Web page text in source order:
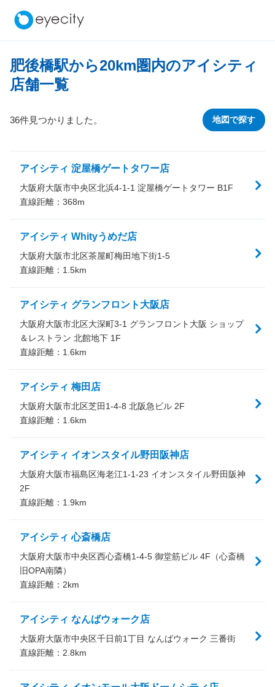
肥後橋駅から20km圏内のアイシティ
店舗一覧
地図で探す
36件見つかりました。
アイシティ 淀屋橋ゲートタワー店
大阪府大阪市中央区北浜4-1-1 淀屋橋ゲートタワー B1F
直線距離： 368m
アイシティ Whityうめだ店
大阪府大阪市北区茶屋町梅田地下街1-5
直線距離： 1.5km
アイシティ グランフロント大阪店
大阪府大阪市北区大深町3-1 グランフロント大阪 ショップ
＆レストラン 北館地下 1F
直線距離： 1.6km
アイシティ 梅田店
大阪府大阪市北区芝田1-4-8 北阪急ビル 2F
直線距離： 1.6km
アイシティ イオンスタイル野田阪神店
大阪府大阪市福島区海老江1-1-23 イオンスタイル野田阪神
2F
直線距離： 1.9km
アイシティ 心斎橋店
大阪府大阪市中央区西心斎橋1-4-5 御堂筋ビル 4F（心斎橋
旧OPA南隣）
直線距離： 2km
アイシティ なんばウォーク店
大阪府大阪市中央区千日前1丁目 なんばウォーク 三番街
直線距離： 2.8km